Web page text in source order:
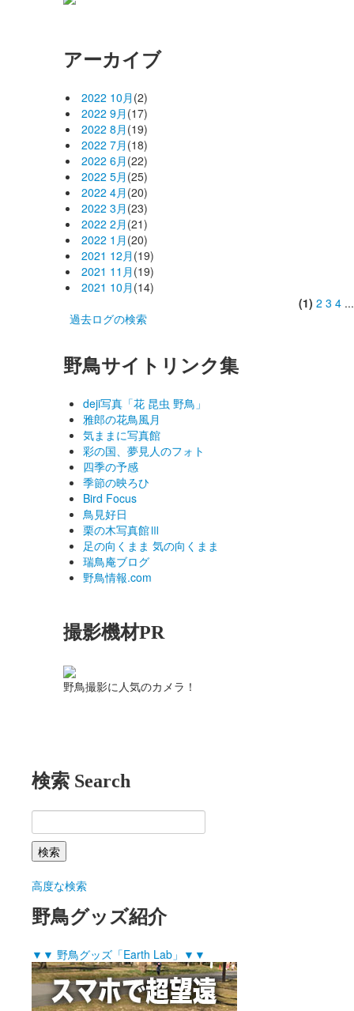
アーカイブ
2022 10月 (2)
2022 9月 (17)
2022 8月 (19)
2022 7月 (18)
2022 6月 (22)
2022 5月 (25)
2022 4月 (20)
2022 3月 (23)
2022 2月 (21)
2022 1月 (20)
2021 12月 (19)
2021 11月 (19)
2021 10月 (14)
(1) 2 3 4
過去ログの検索
野鳥サイトリンク集
deji写真「花 昆虫 野鳥」
雅郎の花鳥風月
気ままに写真館
彩の国、夢見人のフォト
四季の予感
季節の映ろひ
Bird Focus
鳥見好日
栗の木写真館Ⅲ
足の向くまま 気の向くまま
瑞鳥庵ブログ
野鳥情報.com
撮影機材PR
野鳥撮影に人気のカメラ！
検索 Search
高度な検索
野鳥グッズ紹介
▼▼ 野鳥グッズ「Earth Lab」▼▼